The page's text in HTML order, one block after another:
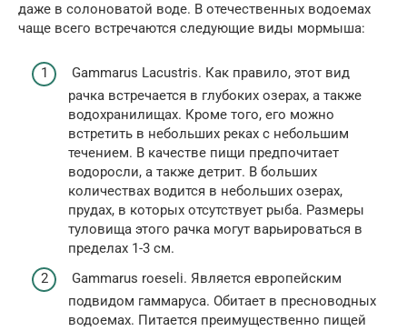
даже в солоноватой воде. В отечественных водоемах
чаще всего встречаются следующие виды мормыша:
Gammarus Lacustris. Как правило, этот вид
рачка встречается в глубоких озерах, а также
водохранилищах. Кроме того, его можно
встретить в небольших реках с небольшим
течением. В качестве пищи предпочитает
водоросли, а также детрит. В больших
количествах водится в небольших озерах,
прудах, в которых отсутствует рыба. Размеры
туловища этого рачка могут варьироваться в
пределах 1-3 см.
Gammarus roeseli. Является европейским
подвидом гаммаруса. Обитает в пресноводных
водоемах. Питается преимущественно пищей